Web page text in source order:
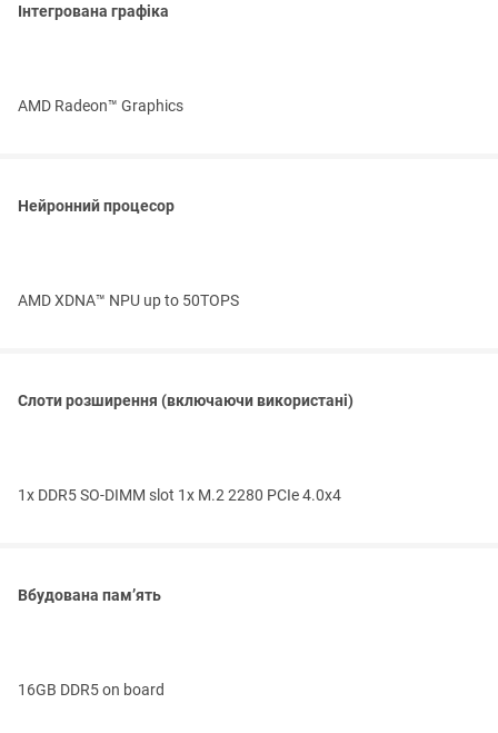
Інтегрована графіка
AMD Radeon™ Graphics
Нейронний процесор
AMD XDNA™ NPU up to 50TOPS
Слоти розширення (включаючи використані)
1x DDR5 SO-DIMM slot 1x M.2 2280 PCIe 4.0x4
Вбудована пам’ять
16GB DDR5 on board